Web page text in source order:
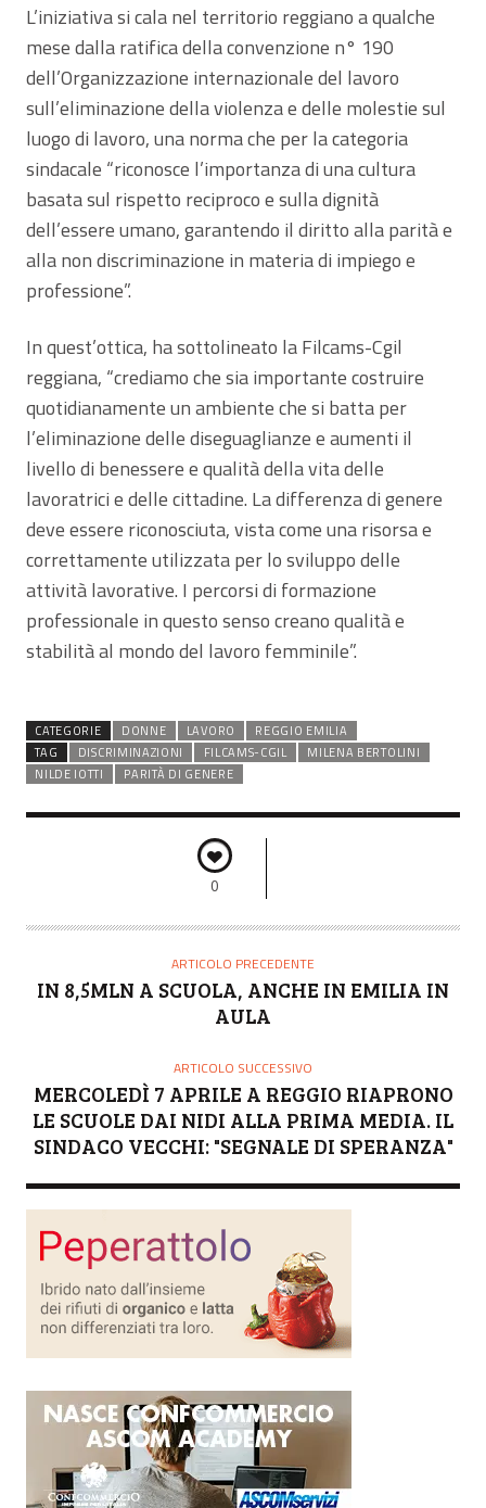
L’iniziativa si cala nel territorio reggiano a qualche
mese dalla ratifica della convenzione n° 190
dell’Organizzazione internazionale del lavoro
sull’eliminazione della violenza e delle molestie sul
luogo di lavoro, una norma che per la categoria
sindacale “riconosce l’importanza di una cultura
basata sul rispetto reciproco e sulla dignità
dell’essere umano, garantendo il diritto alla parità e
alla non discriminazione in materia di impiego e
professione”.
In quest’ottica, ha sottolineato la Filcams-Cgil
reggiana, “crediamo che sia importante costruire
quotidianamente un ambiente che si batta per
l’eliminazione delle diseguaglianze e aumenti il
livello di benessere e qualità della vita delle
lavoratrici e delle cittadine. La differenza di genere
deve essere riconosciuta, vista come una risorsa e
correttamente utilizzata per lo sviluppo delle
attività lavorative. I percorsi di formazione
professionale in questo senso creano qualità e
stabilità al mondo del lavoro femminile”.
CATEGORIE DONNE LAVORO
REGGIO EMILIA
TAG
DISCRIMINAZIONI FILCAMS-CGIL
MILENA BERTOLINI
NILDE IOTTI
PARITÀ DI GENERE
0
ARTICOLO PRECEDENTE
IN 8,5MLN A SCUOLA, ANCHE IN EMILIA IN
AULA
ARTICOLO SUCCESSIVO
MERCOLEDÌ 7 APRILE A REGGIO RIAPRONO
LE SCUOLE DAI NIDI ALLA PRIMA MEDIA. IL
SINDACO VECCHI: "SEGNALE DI SPERANZA"